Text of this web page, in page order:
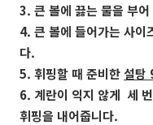
3. 큰 볼에 끓는 물을 부
4. 큰 볼에 들어가는 사이
다.
5. 휘핑할 때 준비한설탕
6. 계란이 익지 않게 세
휘핑을 내어줍니다.